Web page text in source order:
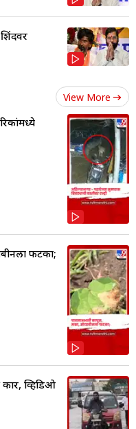
View More
फटका;
व्हिडिओ